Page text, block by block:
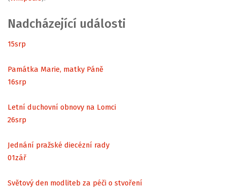
Nadcházející události
15srp
Památka Marie, matky Páně
16srp
Letní duchovní obnovy na Lomci
26srp
Jednání pražské diecézní rady
01zář
Světový den modliteb za péči o stvoření